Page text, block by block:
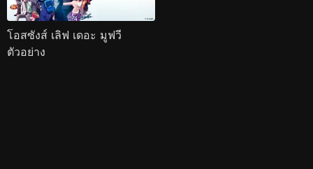
โอสซังส์ เลิฟ เดอะ มูฟวี
ตัวอย่าง